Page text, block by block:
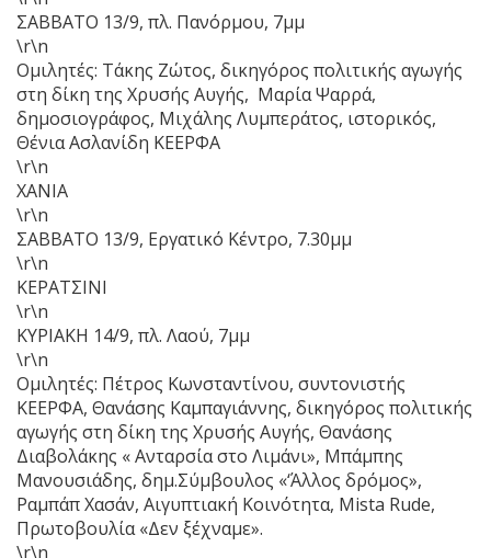
ΣΑΒΒΑΤΟ 13/9, πλ. Πανόρμου, 7μμ
\r\n
Ομιλητές: Τάκης Ζώτος, δικηγόρος πολιτικής αγωγής
στη δίκη της Χρυσής Αυγής, Μαρία Ψαρρά,
δημοσιογράφος, Μιχάλης Λυμπεράτος, ιστορικός,
Θένια Ασλανίδη ΚΕΕΡΦΑ
\r\n
ΧΑΝΙΑ
\r\n
ΣΑΒΒΑΤΟ 13/9, Εργατικό Κέντρο, 7.30μμ
\r\n
ΚΕΡΑΤΣΙΝΙ
\r\n
ΚΥΡΙΑΚΗ 14/9, πλ. Λαού, 7μμ
\r\n
Ομιλητές: Πέτρος Κωνσταντίνου, συντονιστής
ΚΕΕΡΦΑ, Θανάσης Καμπαγιάννης, δικηγόρος πολιτικής
αγωγής στη δίκη της Χρυσής Αυγής, Θανάσης
Διαβολάκης « Ανταρσία στο Λιμάνι», Μπάμπης
Μανουσιάδης, δημ.Σύμβουλος «‘Άλλος δρόμος»,
Ραμπάπ Χασάν, Αιγυπτιακή Κοινότητα, Μista Rude,
Πρωτοβουλία «Δεν ξέχναμε».
\r\n